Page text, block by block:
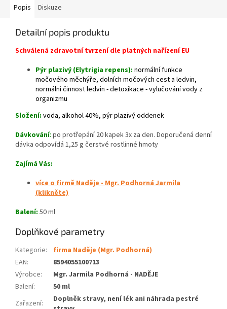
Popis Diskuze
Detailní popis produktu
Schválená zdravotní tvrzení dle platných nařízení EU
Pýr plazivý (Elytrigia repens): normální funkce
močového měchýře, dolních močových cest a ledvin,
normálni činnost ledvin - detoxikace - vylučování vody z
organizmu
Složení: voda, alkohol 40%, pýr plazivý oddenek
Dávkování: po protřepání 20 kapek 3x za den. Doporučená denní
dávka odpovídá 1,25 g čerstvé rostlinné hmoty
Zajímá Vás:
více o firmě Naděje - Mgr. Podhorná Jarmila
(klikněte)
Balení: 50 ml
Doplňkové parametry
Kategorie:
firma Naděje (Mgr. Podhorná)
EAN:
8594055100713
Výrobce:
Mgr. Jarmila Podhorná - NADĚJE
Balení:
50 ml
Zařazení:
Doplněk stravy, není lék ani náhrada pestré